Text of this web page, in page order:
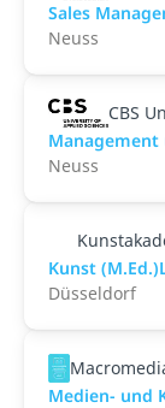
Sales
Neuss
CBS
Management
Neuss
Kunst
Düsseldorf
Medien- und